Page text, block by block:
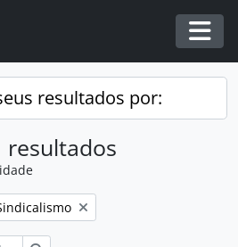
resultados por:
resultados
filtro: